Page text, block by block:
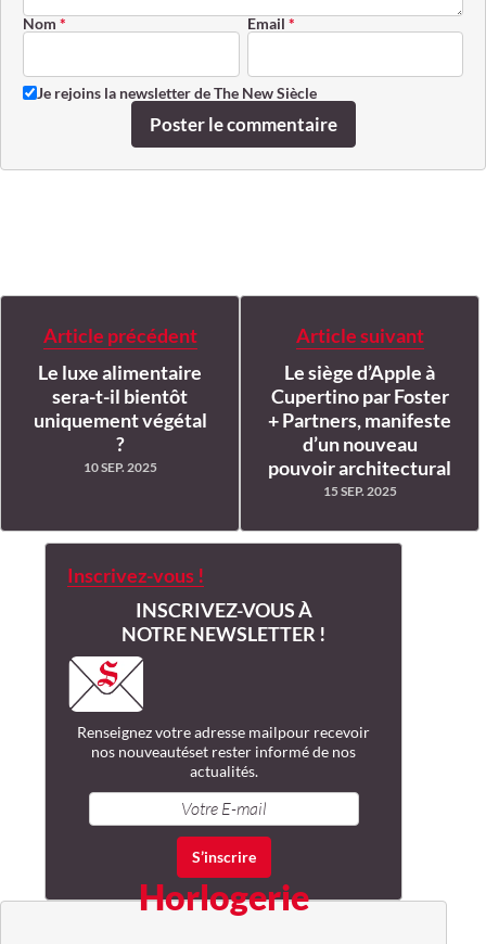
Nom * Email *
Je rejoins la newsletter de The New Siècle
Poster le commentaire
Article précédent
Le luxe alimentaire
sera-t-il bientôt
uniquement végétal
?
10 SEP. 2025
Article suivant
Le siège d’Apple à
Cupertino par Foster
+ Partners, manifeste
d’un nouveau
pouvoir architectural
15 SEP. 2025
Inscrivez-vous !
INSCRIVEZ-VOUS À
NOTRE NEWSLETTER !
Renseignez votre adresse mailpour recevoir
nos nouveautéset rester informé de nos
actualités.
Horlogerie